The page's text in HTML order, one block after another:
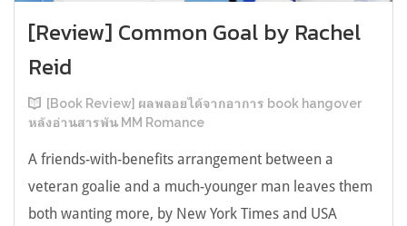
[Review] Common Goal by Rachel
Reid
[Book Review] ผลพลอยได้จากอาการ book hangover
หลังอ่านสารพัน MM Romance
A friends-with-benefits arrangement between a
veteran goalie and a much-younger man leaves them
both wanting more, by New York Times and USA